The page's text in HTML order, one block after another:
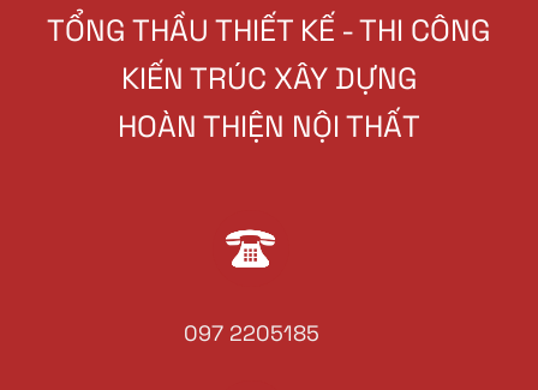
TỔNG THẦU THIẾT KẾ - THI CÔNG
KIẾN TRÚC XÂY DỰNG
HOÀN THIỆN NỘI THẤT
097 2205185